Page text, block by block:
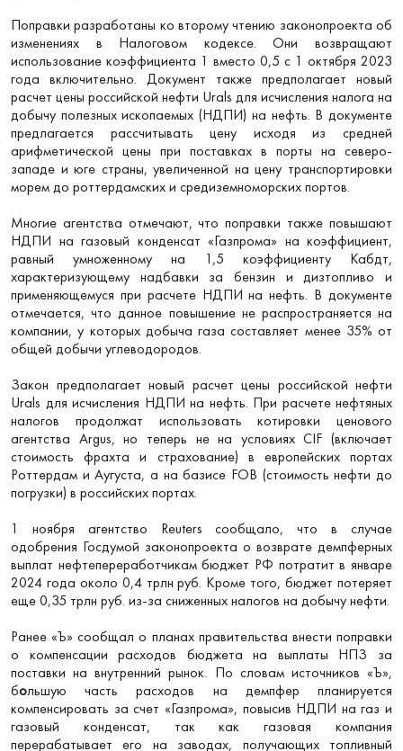
Поправки разработаны ко второму чтению законопроекта об
изменениях в Налоговом кодексе. Они возвращают
использование коэффициента 1 вместо 0,5 с 1 октября 2023
года включительно. Документ также предполагает новый
расчет цены российской нефти Urals для исчисления налога на
добычу полезных ископаемых (НДПИ) на нефть. В документе
предлагается рассчитывать цену исходя из средней
арифметической цены при поставках в порты на северо-
западе и юге страны, увеличенной на цену транспортировки
морем до роттердамских и средиземноморских портов.
Многие агентства отмечают, что поправки также повышают
НДПИ на газовый конденсат «Газпрома» на коэффициент,
равный умноженному на 1,5 коэффициенту Кабдт,
характеризующему надбавки за бензин и дизтопливо и
применяющемуся при расчете НДПИ на нефть. В документе
отмечается, что данное повышение не распространяется на
компании, у которых добыча газа составляет менее 35% от
общей добычи углеводородов.
Закон предполагает новый расчет цены российской нефти
Urals для исчисления НДПИ на нефть. При расчете нефтяных
налогов продолжат использовать котировки ценового
агентства Argus, но теперь не на условиях CIF (включает
стоимость фрахта и страхование) в европейских портах
Роттердам и Аугуста, а на базисе FOB (стоимость нефти до
погрузки) в российских портах.
1 ноября агентство Reuters сообщало, что в случае
одобрения Госдумой законопроекта о возврате демпферных
выплат нефтепереработчикам бюджет РФ потратит в январе
2024 года около 0,4 трлн руб. Кроме того, бюджет потеряет
еще 0,35 трлн руб. из-за сниженных налогов на добычу нефти.
Ранее «Ъ» сообщал о планах правительства внести поправки
о компенсации расходов бюджета на выплаты НПЗ за
поставки на внутренний рынок. По словам источников «Ъ»,
большую часть расходов на демпфер планируется
компенсировать за счет «Газпрома», повысив НДПИ на газ и
газовый конденсат, так как газовая компания
перерабатывает его на заводах, получающих топливный